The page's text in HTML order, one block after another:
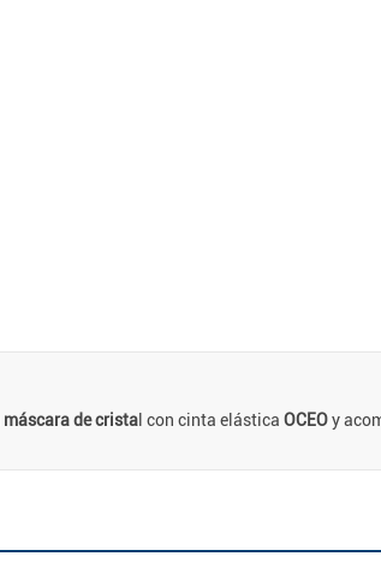
máscara de crista l con cinta elástica OCEOy